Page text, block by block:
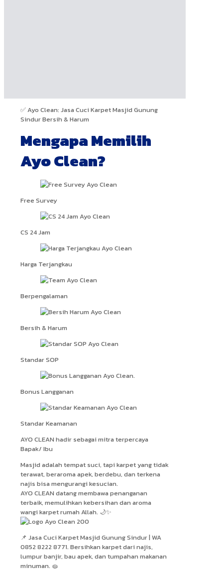
✅ Ayo Clean: Jasa Cuci Karpet Masjid Gunung
Sindur Bersih & Harum
Mengapa Memilih
Ayo Clean?
Free Survey
CS 24 Jam
Harga Terjangkau
Berpengalaman
Bersih & Harum
Standar SOP
Bonus Langganan
Standar Keamanan
AYO CLEAN hadir sebagai mitra terpercaya
Bapak/ Ibu
Masjid adalah tempat suci, tapi karpet yang tidak
terawat, beraroma apek, berdebu, dan terkena
najis bisa mengurangi kesucian.
AYO CLEAN datang membawa penanganan
terbaik, memulihkan kebersihan dan aroma
wangi karpet rumah Allah. 🌙✨
📌 Jasa Cuci Karpet Masjid Gunung Sindur | WA
0852 8222 8771. Bersihkan karpet dari najis,
lumpur banjir, bau apek, dan tumpahan makanan
minuman. 🧽